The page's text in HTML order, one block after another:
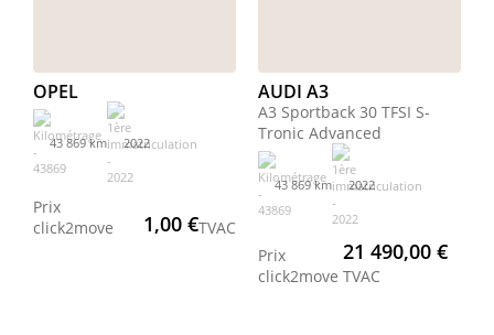
OPEL
43 869 km 2022
Prix
click2move
1,00 €TVAC
AUDI A3
A3 Sportback 30 TFSI S-
Tronic Advanced
43 869 km 2022
Prix
click2move
21 490,00 €
TVAC